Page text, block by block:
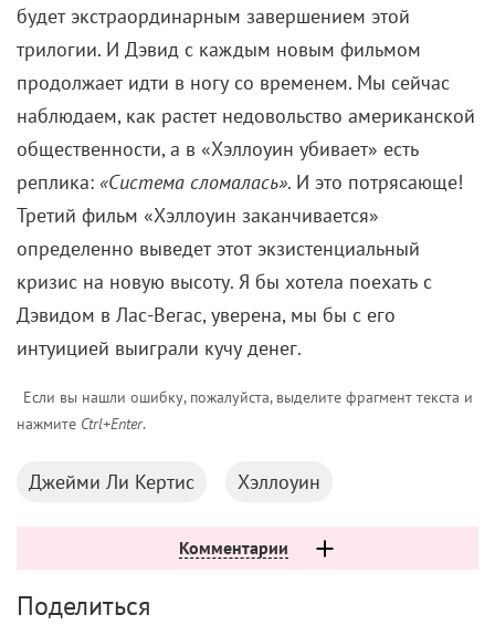
будет экстраординарным завершением этой
трилогии. И Дэвид с каждым новым фильмом
продолжает идти в ногу со временем. Мы сейчас
наблюдаем, как растет недовольство американской
общественности, а в «Хэллоуин убивает» есть
реплика: «Система сломалась». И это потрясающе!
Третий фильм «Хэллоуин заканчивается»
определенно выведет этот экзистенциальный
кризис на новую высоту. Я бы хотела поехать с
Дэвидом в Лас-Вегас, уверена, мы бы с его
интуицией выиграли кучу денег.
Если вы нашли ошибку, пожалуйста, выделите фрагмент текста и
нажмите Ctrl+Enter.
Джейми Ли Кертис Хэллоуин
Комментарии
Поделиться